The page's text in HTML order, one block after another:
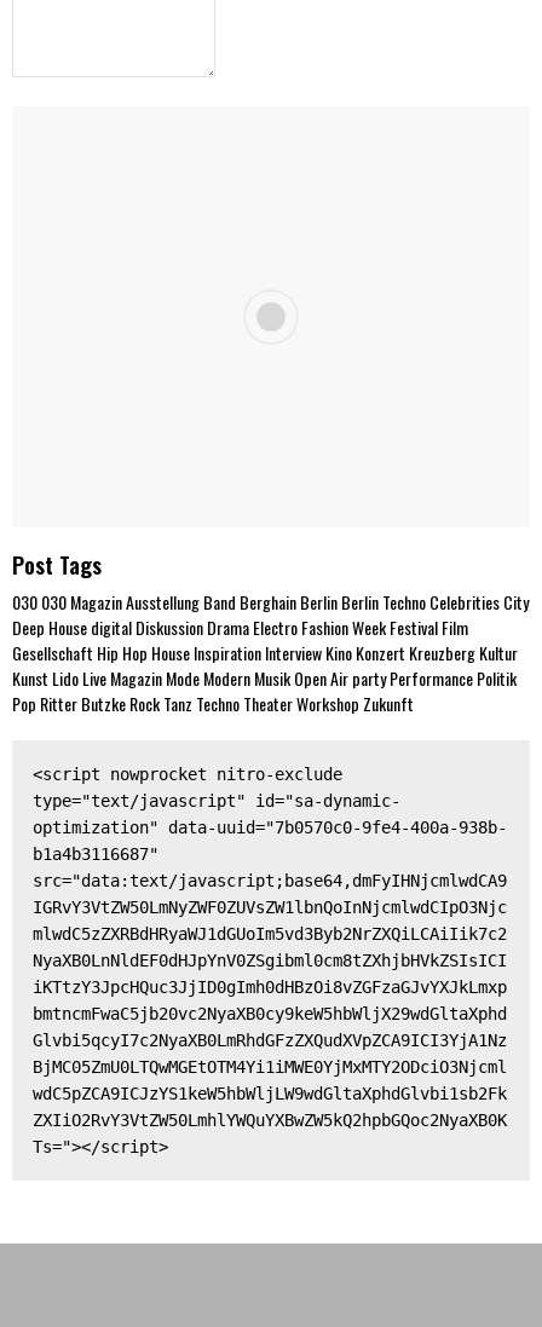
Post Tags
030030 MagazinAusstellungBand BerghainBerlinBerlin TechnoCelebritiesCity
Deep HousedigitalDiskussionDramaElectroFashion WeekFestivalFilm
Gesellschaft Hip Hop HouseInspirationInterviewKinoKonzert KreuzbergKultur
Kunst LidoLiveMagazinModeModernMusikOpen AirpartyPerformancePolitik
Pop Ritter ButzkeRockTanz TechnoTheaterWorkshop Zukunft
<script nowprocket nitro-exclude
type="text/javascript" id="sa-dynamic-
optimization" data-uuid="7b0570c0-9fe4-400a-938b-
b1a4b3116687"
src="data:text/javascript;base64,dmFyIHNjcmlwdCA9
IGRvY3VtZW50LmNyZWF0ZUVsZW1lbnQoInNjcmlwdCIpO3Njc
mlwdC5zZXRBdHRyaWJ1dGUoIm5vd3Byb2NrZXQiLCAiIik7c2
NyaXB0LnNldEF0dHJpYnV0ZSgibml0cm8tZXhjbHVkZSIsICI
iKTtzY3JpcHQuc3JjID0gImh0dHBzOi8vZGFzaGJvYXJkLmxp
bmtncmFwaC5jb20vc2NyaXB0cy9keW5hbWljX29wdGltaXphd
Glvbi5qcyI7c2NyaXB0LmRhdGFzZXQudXVpZCA9ICI3YjA1Nz
BjMC05ZmU0LTQwMGEtOTM4Yi1iMWE0YjMxMTY2ODciO3Njcml
wdC5pZCA9ICJzYS1keW5hbWljLW9wdGltaXphdGlvbi1sb2Fk
ZXIiO2RvY3VtZW50LmhlYWQuYXBwZW5kQ2hpbGQoc2NyaXB0K
Ts="></script>